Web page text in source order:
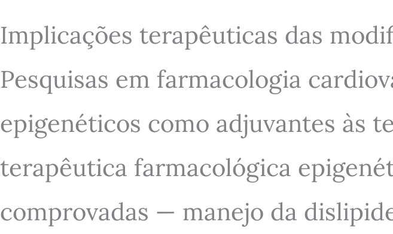
Implicações terapêuticas das
Pesquisas em farmacologia
epigenéticos como adjuvantes às
terapêutica farmacológica
comprovadas — manejo da